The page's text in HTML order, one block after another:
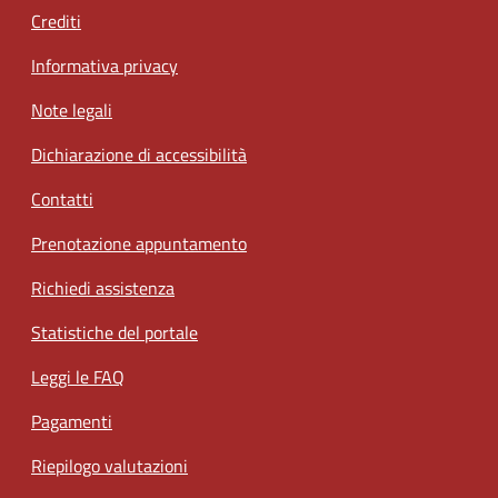
Crediti
Informativa privacy
Note legali
Dichiarazione di accessibilità
Contatti
Prenotazione appuntamento
Richiedi assistenza
Statistiche del portale
Leggi le FAQ
Pagamenti
Riepilogo valutazioni